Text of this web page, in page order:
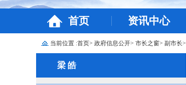
首页 资讯中心
当前位置 :首页> 政府信息公开> 市长之窗> 副市长>
梁 皓